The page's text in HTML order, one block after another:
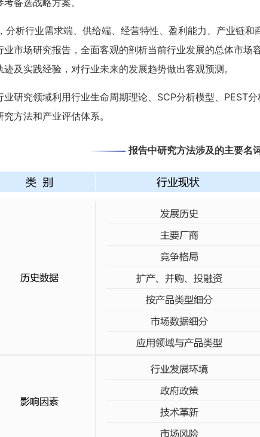
备选战略方案。
分析行业需求端、供给端、经营特性、盈利能力、产业链
市场研究报告，全面客观的剖析当前行业发展的总体市
及实践经验，对行业未来的发展趋势做出客观预测。
研究领域利用行业生命周期理论、SCP分析模型、PEST
方法和产业评估体系。
报告中研究方法涉及的主要名